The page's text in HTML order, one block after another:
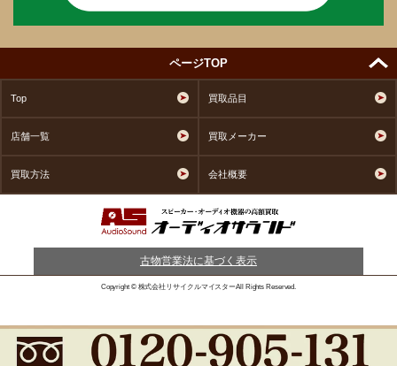
ページTOP
Top 買取品目
店舗一覧 買取メーカー
買取方法 会社概要
古物営業法に基づく表示
Copyright © 株式会社リサイクルマイスターAll Rights Reserved.